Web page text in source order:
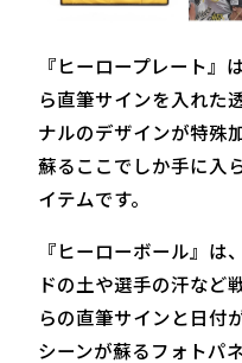
『ヒーロープレート』
ら直筆サインを入れた
ナルのデザインが特殊
蘇るここでしか手に入
イテムです。
『ヒーローボール』
ドの土や選手の汗など
らの直筆サインと日付
シーンが蘇るフォトパ